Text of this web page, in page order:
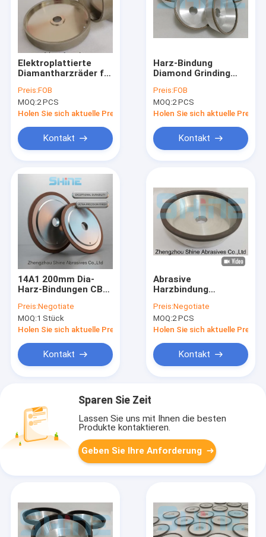
Elektroplattierte
Diamantharzräder für
Nassschleifen
Preis:FOB
MOQ:2 PCS
Holen Sie sich aktuelle Preis
Kontakt
Harz-Bindung
Diamond Grinding
Grad-Kettensäge, die
63mm schärft
Preis:FOB
MOQ:2 PCS
Holen Sie sich aktuelle Preis
Kontakt
14A1 200mm Dia-
Harz-Bindungen CBN-
Drehwerkzeuge
Preis:Negotiate
MOQ:1 Stück
Holen Sie sich aktuelle Preis
Kontakt
Abrasive
Harzbindung
11A2 für Karbid-
Sageblatten
Preis:Negotiate
MOQ:2 PCS
Holen Sie sich aktuelle Preis
Kontakt
Sparen Sie Zeit
Lassen Sie uns mit Ihnen die besten
Produkte kontaktieren.
Geben Sie Ihre Anforderung